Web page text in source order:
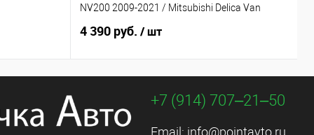
NV200 2009-2021 / Mitsubishi Delica Van
4 390 руб. / шт
+7 (914) 707‒21‒50
Email: info@pointavto.ru